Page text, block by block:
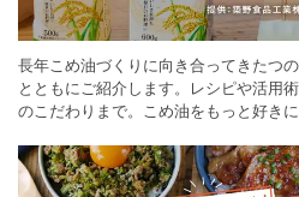
長年こめ油づくりに向き合ってきたつ
とともにご紹介します。レシピや活用
のこだわりまで。こめ油をもっと好き